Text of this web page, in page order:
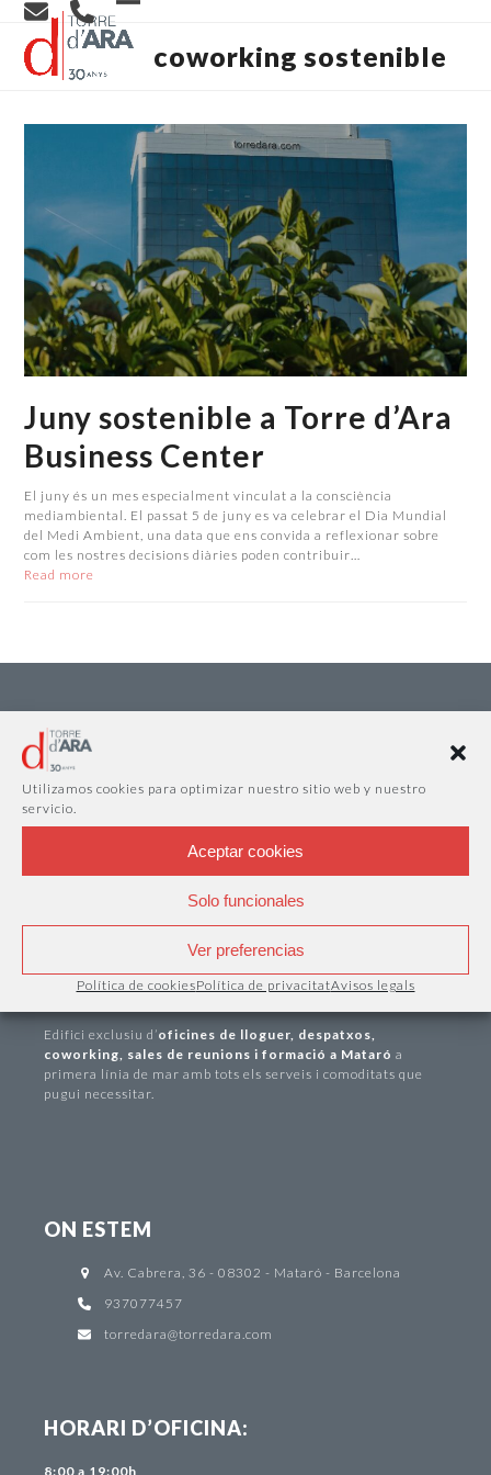
Utilizamos cookies para optimizar nuestro sitio web y nuestro
servicio.
Aceptar cookies
Solo funcionales
Ver preferencias
Política de cookiesPolítica de privacitatAvisos legals
Skip
content
Open
mobile
Close
mobile
coworking sostenible
Juny sostenible a Torre d’Ara
Business Center
El juny és un mes especialment vinculat a la consciència
mediambiental. El passat 5 de juny es va celebrar el Dia Mundial
del Medi Ambient, una data que ens convida a reflexionar sobre
com les nostres decisions diàries poden contribuir…
Read more
INFORMACIÓ
Edifici exclusiu d ’oficines de lloguer, despatxos,
coworking, sales de reunions i formació a Mataró a
primera línia de mar amb tots els serveis i comoditats que
pugui necessitar.
ON ESTEM
Av. Cabrera, 36 - 08302 - Mataró - Barcelona
937077457
torredara@torredara.com
HORARI D’OFICINA:
8:00 a 19:00h